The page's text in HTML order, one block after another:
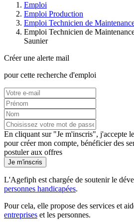
Emploi
Emploi Production
Emploi Technicien de
Emploi Technicien de
Saunier
Créer une alerte mail
pour cette recherche d'emploi
En cliquant sur "Je m'inscris", j'accepte
pour créer mon compte, bénéficier des
postuler aux offres
Je m'inscris
L'Agefiph est chargée de soutenir le
personnes handicapées.
Pour cela, elle propose des services et
entreprises et les personnes.